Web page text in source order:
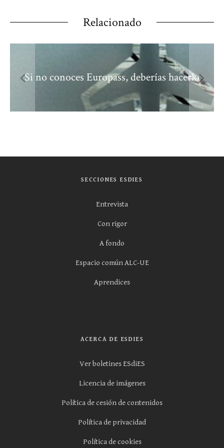
Relacionado
Si no conoces Europass, deberías hacerlo
SECCIONES ESDIES
Entrevista
Con rigor
A fondo
Espacio común ALC-UE
Aprendices
ACERCA DE ESDIES
Ver boletines ESdiES
Licencia de imágenes
Política de cesión de contenidos
Política de privacidad
Política de cookies